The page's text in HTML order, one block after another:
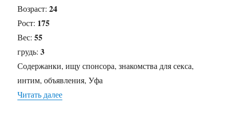
Возраст:24
Рост: 175
Вес:55
грудь:3
Содержанки, ищу спонсора, знакомства для секса,
интим, объявления, Уфа
Читать далее